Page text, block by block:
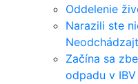
Oddelenie
Narazili ste
Začína sa
odpadu v IBV